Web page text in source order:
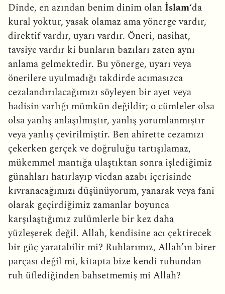
Dinde, en azından benim dinim olan İslam‘da
kural yoktur, yasak olamaz ama yönerge vardır,
direktif vardır, uyarı vardır. Öneri, nasihat,
tavsiye vardır ki bunların bazıları zaten aynı
anlama gelmektedir. Bu yönerge, uyarı veya
önerilere uyulmadığı takdirde acımasızca
cezalandırılacağımızı söyleyen bir ayet veya
hadisin varlığı mümkün değildir; o cümleler olsa
olsa yanlış anlaşılmıştır, yanlış yorumlanmıştır
veya yanlış çevirilmiştir. Ben ahirette cezamızı
çekerken gerçek ve doğruluğu tartışılamaz,
mükemmel mantığa ulaştıktan sonra işlediğimiz
günahları hatırlayıp vicdan azabı içerisinde
kıvranacağımızı düşünüyorum, yanarak veya fani
olarak geçirdiğimiz zamanlar boyunca
karşılaştığımız zulümlerle bir kez daha
yüzleşerek değil. Allah, kendisine acı çektirecek
bir güç yaratabilir mi? Ruhlarımız, Allah’ın birer
parçası değil mi, kitapta bize kendi ruhundan
ruh üflediğinden bahsetmemiş mi Allah?